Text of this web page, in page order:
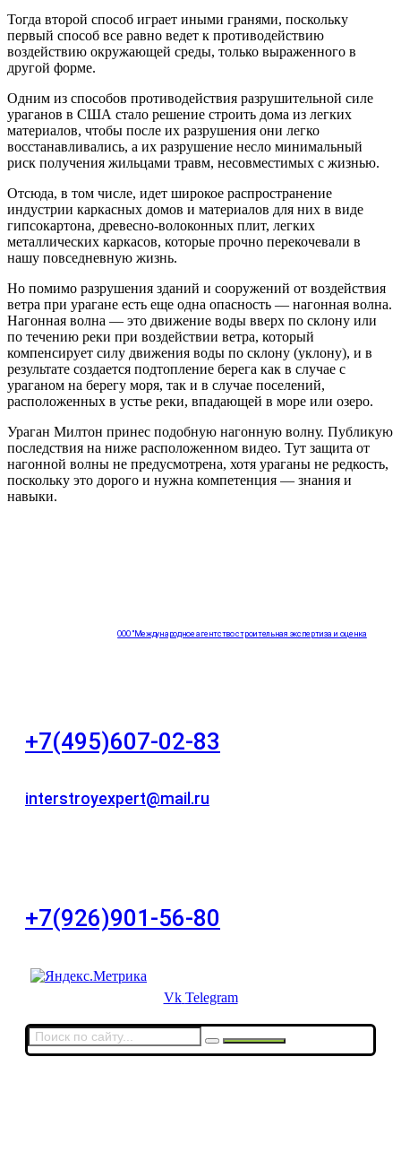
Тогда второй способ играет иными гранями, поскольку
первый способ все равно ведет к противодействию
воздействию окружающей среды, только выраженного в
другой форме.
Одним из способов противодействия разрушительной силе
ураганов в США стало решение строить дома из легких
материалов, чтобы после их разрушения они легко
восстанавливались, а их разрушение несло минимальный
риск получения жильцами травм, несовместимых с жизнью.
Отсюда, в том числе, идет широкое распространение
индустрии каркасных домов и материалов для них в виде
гипсокартона, древесно-волоконных плит, легких
металлических каркасов, которые прочно перекочевали в
нашу повседневную жизнь.
Но помимо разрушения зданий и сооружений от воздействия
ветра при урагане есть еще одна опасность — нагонная волна.
Нагонная волна — это движение воды вверх по склону или
по течению реки при воздействии ветра, который
компенсирует силу движения воды по склону (уклону), и в
результате создается подтопление берега как в случае с
ураганом на берегу моря, так и в случае поселений,
расположенных в устье реки, впадающей в море или озеро.
Ураган Милтон принес подобную нагонную волну. Публикую
последствия на ниже расположенном видео. Тут защита от
нагонной волны не предусмотрена, хотя ураганы не редкость,
поскольку это дорого и нужна компетенция — знания и
навыки.
ООО "Международное агентство строительная экспертиза и оценка
+7(495)607-02-83
interstroyexpert@mail.ru
+7(926)901-56-80
Vk Telegram